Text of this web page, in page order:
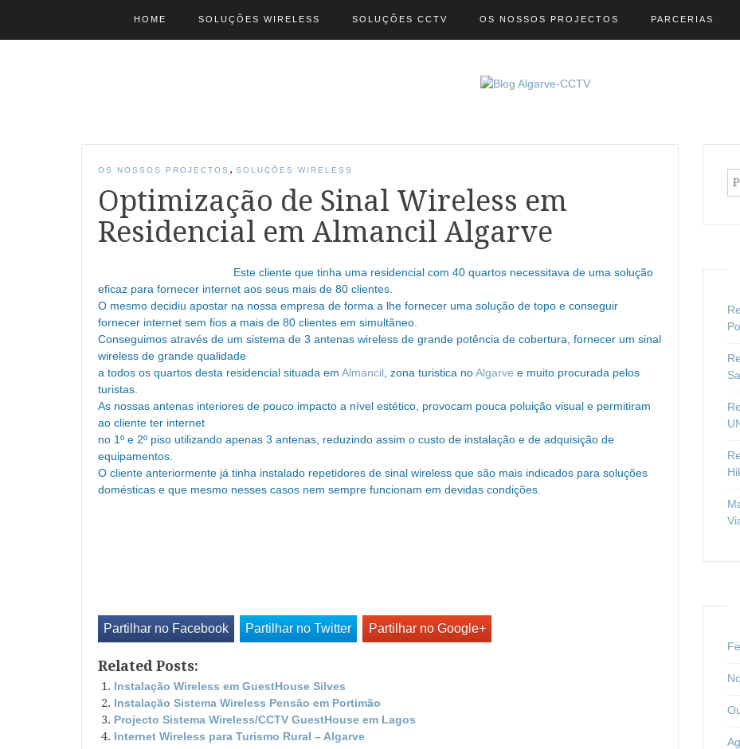
HOME SOLUÇÕES WIRELESS SOLUÇÕES CCTV OS NOSSOS PROJECTOS PARCERIAS
OS NOSSOS PROJECTOS , SOLUÇÕES WIRELESS
Optimização de Sinal Wireless em
Residencial em Almancil Algarve
Este cliente que tinha uma residencial com 40 quartos necessitava de uma solução
eficaz para fornecer internet aos seus mais de 80 clientes.
O mesmo decidiu apostar na nossa empresa de forma a lhe fornecer uma solução de topo e conseguir
fornecer internet sem fios a mais de 80 clientes em simultâneo.
Conseguimos através de um sistema de 3 antenas wireless de grande potência de cobertura, fornecer um sinal
wireless de grande qualidade
a todos os quartos desta residencial situada em Almancil , zona turistica noAlgarve e muito procurada pelos
turistas.
As nossas antenas interiores de pouco impacto a nível estético, provocam pouca poluição visual e permitiram
ao cliente ter internet
no 1º e 2º piso utilizando apenas 3 antenas, reduzindo assim o custo de instalação e de adquisição de
equipamentos.
O cliente anteriormente já tinha instalado repetidores de sinal wireless que são mais indicados para soluções
domésticas e que mesmo nesses casos nem sempre funcionam em devidas condições.
Partilhar no Facebook Partilhar no Twitter Partilhar no Google+
Related Posts:
Instalação Wireless em GuestHouse Silves
Instalação Sistema Wireless Pensão em Portimão
Projecto Sistema Wireless/CCTV GuestHouse em Lagos
Internet Wireless para Turismo Rural – Algarve